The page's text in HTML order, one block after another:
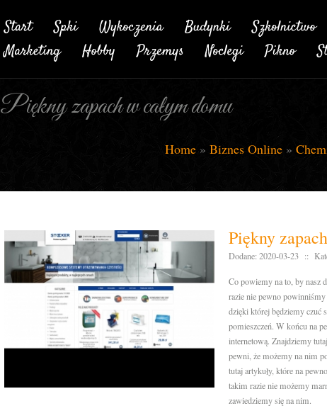
Piękny zapach w całym domu
Home» Biznes Online»
Piękny
Dodane: 2020-03-23 ::
Co powiemy na to, by nasz
razie nie pewno powinniśmy
dzięki której będziemy czuć
pomieszczeń. W końcu na
internetową. Znajdziemy
pewni, że możemy na nim
tutaj artykuły, które na
takim razie nie możemy
zawiedziemy się na nim.